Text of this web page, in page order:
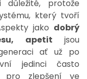
protože
který tvoří
jako dobrý
apetit jsou
ať už po
jedinci často
zlepšení ve